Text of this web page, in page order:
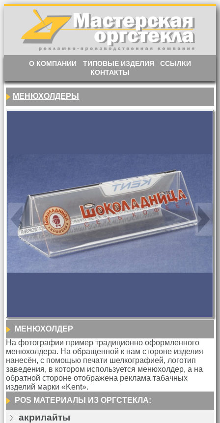
О КОМПАНИИ ТИПОВЫЕ ИЗДЕЛИЯ
ССЫЛКИ
КОНТАКТЫ
МЕНЮХОЛДЕРЫ
МЕНЮХОЛДЕР
На фотографии пример традиционно оформленного
менюхолдера. На обращенной к нам стороне изделия
нанесён, с помощью печати шелкографией, логотип
заведения, в котором используется менюхолдер, а на
обратной стороне отображена реклама табачных
изделий марки «Kent».
POS МАТЕРИАЛЫ ИЗ ОРГСТЕКЛА:
акрилайты